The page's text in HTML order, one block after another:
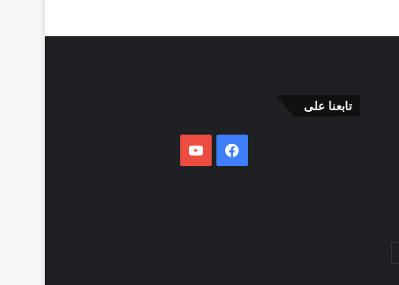
تابعنا على
فيسبوكيوتيوب